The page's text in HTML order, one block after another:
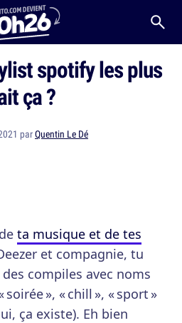
spotify les plus
ça ?
parQuentin Le Dé
ta musique et de tes
et compagnie, tu
compiles avec noms
», « chill », « sport »
ça existe). Eh bien